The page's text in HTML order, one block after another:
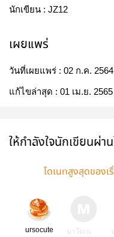
นักเขียน : JZ12
เผยแพร่
วันที่เผยแพร่ : 02 ก.ค. 2564
แก้ไขล่าสุด : 01 เม.ย. 2565
ให้กำลังใจนักเขียนผ่า
โดเนทสูงสุดของ
ursocute
มาโดเน